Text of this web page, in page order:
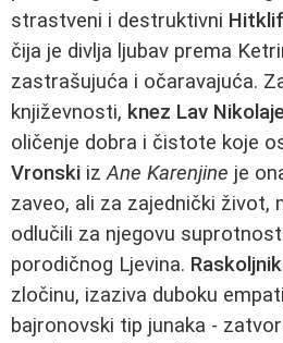
strastveni i destruktivni Hitklif
čija je divlja ljubav prema
zastrašujuća i očaravajuća.
književnosti, knez Lav
oličenje dobra i čistote koje
Vronski izAne Karenjine je
zaveo, ali za zajednički život,
odlučili za njegovu
porodičnog Ljevina.
zločinu, izaziva duboku
bajronovski tip junaka -